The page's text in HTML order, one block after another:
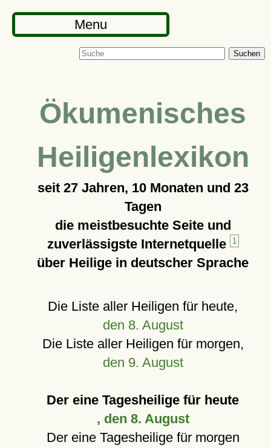
Menu
Suchen
Ökumenisches
Heiligenlexikon
seit 27 Jahren, 10 Monaten und 23
Tagen
die meistbesuchte Seite und
zuverlässigste Internetquelle
1
über Heilige in deutscher Sprache
Die Liste aller Heiligen für heute,
den 8. August
Die Liste aller Heiligen für morgen,
den 9. August
Der eine Tagesheilige für heute
, den 8. August
Der eine Tagesheilige für morgen